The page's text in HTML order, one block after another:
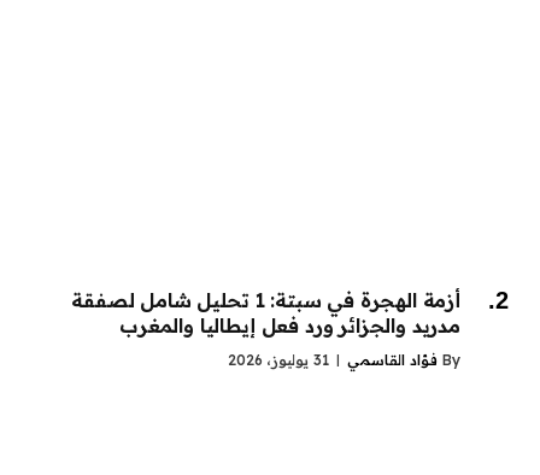
أزمة الهجرة في سبتة: 1 تحليل شامل لصفقة
مدريد والجزائر ورد فعل إيطاليا والمغرب
By فؤاد القاسمي 31 يوليوز، 2026